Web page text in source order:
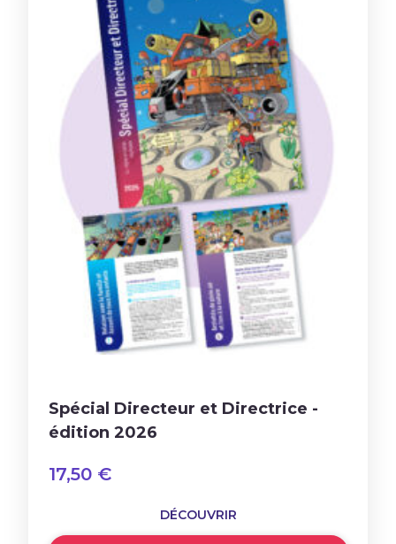
Spécial Directeur et Directrice -
édition 2026
17,50 €
DÉCOUVRIR